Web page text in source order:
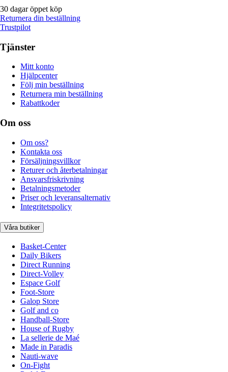
30 dagar öppet köp
Returnera din beställning
Trustpilot
Tjänster
Mitt konto
Hjälpcenter
Följ min beställning
Returnera min beställning
Rabattkoder
Om oss
Om oss?
Kontakta oss
Försäljningsvillkor
Returer och återbetalningar
Ansvarsfriskrivning
Betalningsmetoder
Priser och leveransalternativ
Integritetspolicy
Våra butiker
Basket-Center
Daily Bikers
Direct Running
Direct-Volley
Espace Golf
Foot-Store
Galop Store
Golf and co
Handball-Store
House of Rugby
La sellerie de Maé
Made in Paradis
Nauti-wave
On-Fight